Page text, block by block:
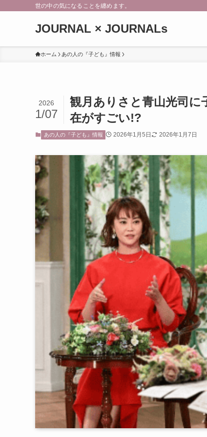
世の中の気になることを纏めます。
JOURNAL × JOURNALs
ホーム あの人の『子ども』情報
観月ありさと青山光司に
在がすごい!?
2026
1/07
あの人の『子ども』情報 2026年1月5日 2026年1月7日